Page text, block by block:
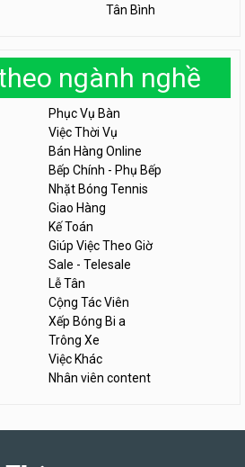
Tân Bình
ngành nghề
Phục Vụ Bàn
Việc Thời Vụ
Bán Hàng Online
Bếp Chính - Phụ Bếp
Nhặt Bóng Tennis
Giao Hàng
Kế Toán
Giúp Việc Theo Giờ
Sale - Telesale
Lễ Tân
Cộng Tác Viên
Xếp Bóng Bi a
Trông Xe
Việc Khác
Nhân viên content